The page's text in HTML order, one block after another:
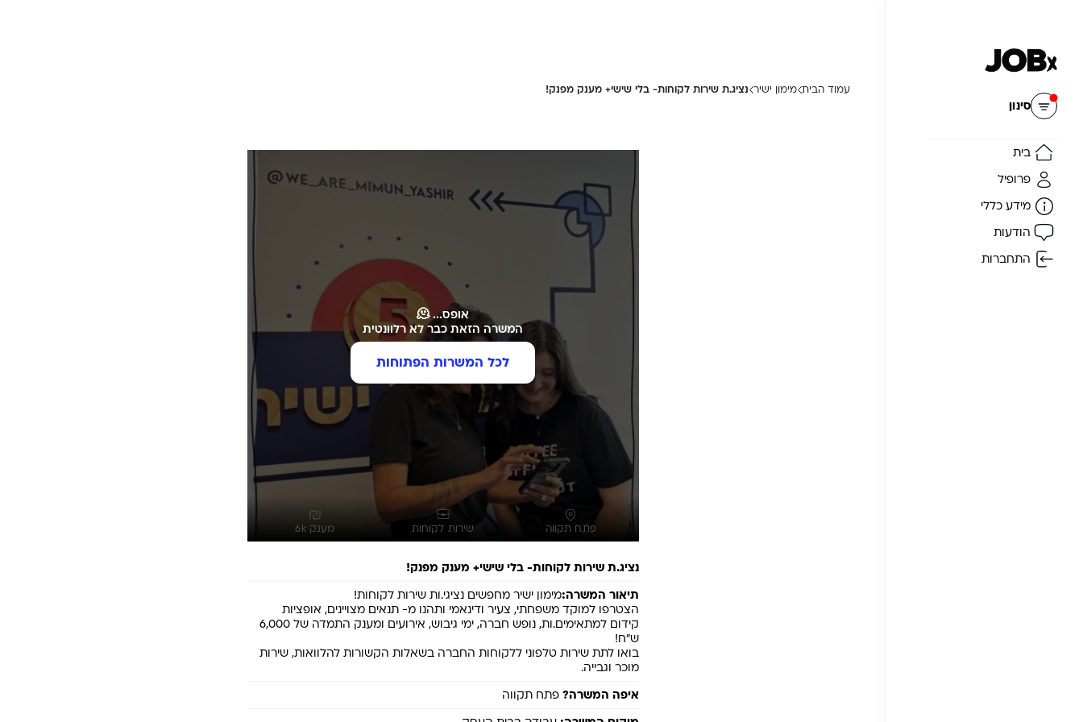
סינון
בית
פרופיל
מידע כללי
הודעות
התחברות
איפוס
עמוד הבית מימון ישיר נציג.ת שירות לקוחות- בלי שישי+ מענק מפנק!
אופס... 🫠
המשרה הזאת כבר לא רלוונטית
לכל המשרות הפתוחות
פתח תקווה שירות לקוחות מענק 6k
נציג.ת שירות לקוחות- בלי שישי+ מענק מפנק!
תיאור המשרה:
הצטרפו למוקד משפחתי, צעיר ודינאמי ותהנו מ- תנאים מצויינים, אופציות
בואו לתת שירות טלפוני ללקוחות החברה בשאלות הקשורות להלוואות, שירות
מוכר וגבייה.
איפה המשרה? פתח תקווה